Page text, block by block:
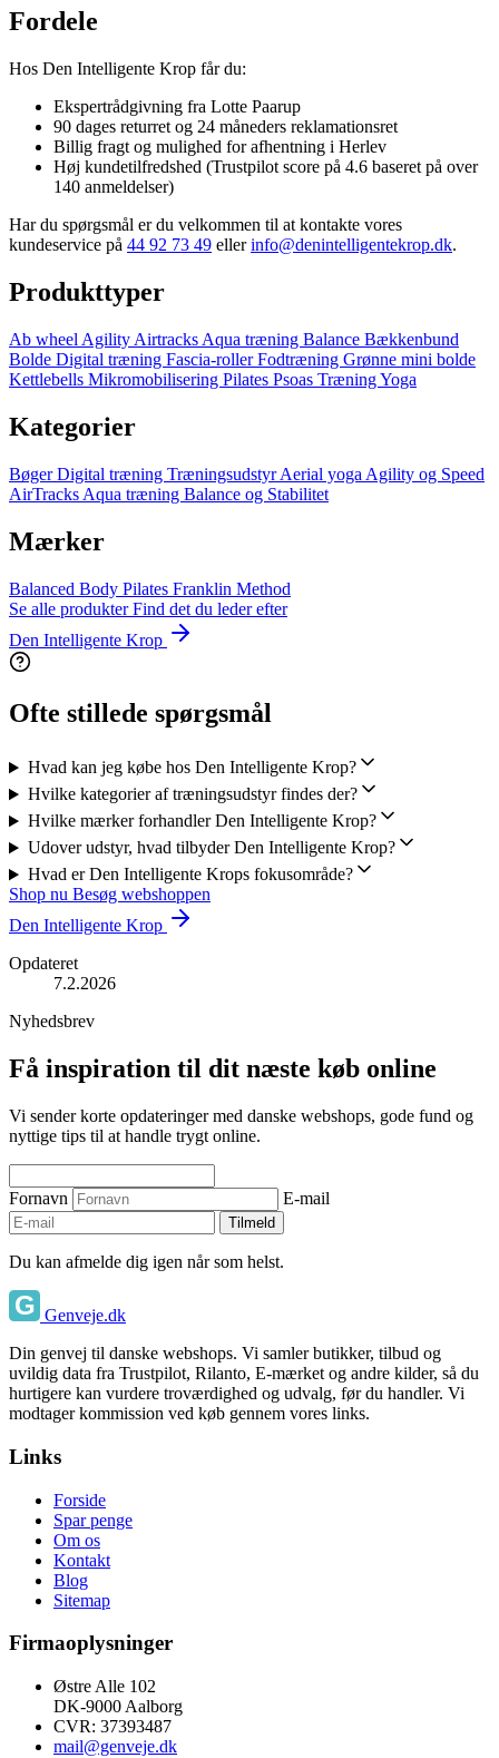
Fordele
Hos Den Intelligente Krop får du:
Ekspertrådgivning fra Lotte Paarup
90 dages returret og 24 måneders reklamationsret
Billig fragt og mulighed for afhentning i Herlev
Høj kundetilfredshed (Trustpilot score på 4.6 baseret på over
140 anmeldelser)
Har du spørgsmål er du velkommen til at kontakte vores
kundeservice på 44 92 73 49 ellerinfo@denintelligentekrop.dk.
Produkttyper
Ab wheel Agility Airtracks Aqua træning Balance Bækkenbund
Bolde Digital træning Fascia-rollerFodtræning Grønne mini bolde
Kettlebells Mikromobilisering Pilates Psoas TræningYoga
Kategorier
BøgerDigital træning TræningsudstyrAerial yoga Agility og Speed
AirTracks Aqua træning Balance og Stabilitet
Mærker
Balanced Body Pilates Franklin Method
Se alle produkterFind det du leder efter
Den Intelligente Krop
Ofte stillede spørgsmål
Hvad kan jeg købe hos Den Intelligente Krop?
Hvilke kategorier af træningsudstyr findes der?
Hvilke mærker forhandler Den Intelligente Krop?
Udover udstyr, hvad tilbyder Den Intelligente Krop?
Hvad er Den Intelligente Krops fokusområde?
Shop nu Besøg webshoppen
Den Intelligente Krop
Opdateret
7.2.2026
Nyhedsbrev
Få inspiration til dit næste køb online
Vi sender korte opdateringer med danske webshops, gode fund og
nyttige tips til at handle trygt online.
Fornavn E-mail
Tilmeld
Du kan afmelde dig igen når som helst.
Genveje.dk
Din genvej til danske webshops. Vi samler butikker, tilbud og
uvildig data fra Trustpilot, Rilanto, E-mærket og andre kilder, så du
hurtigere kan vurdere troværdighed og udvalg, før du handler. Vi
modtager kommission ved køb gennem vores links.
Links
Forside
Spar penge
Om os
Kontakt
Blog
Sitemap
Firmaoplysninger
Østre Alle 102
DK-9000 Aalborg
CVR: 37393487
mail@genveje.dk